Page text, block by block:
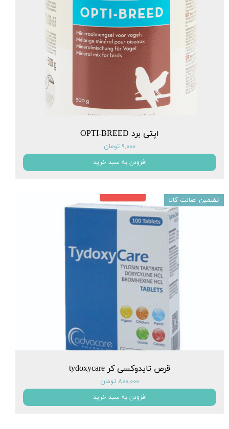
اپتی برد OPTI-BREED
۹,۰۰۰ تومان
افزودن به سبد خرید
قرص تایدوکسی کر tydoxycare
۸۰۰,۰۰۰ تومان
افزودن به سبد خرید
تضمین اصالت کالا